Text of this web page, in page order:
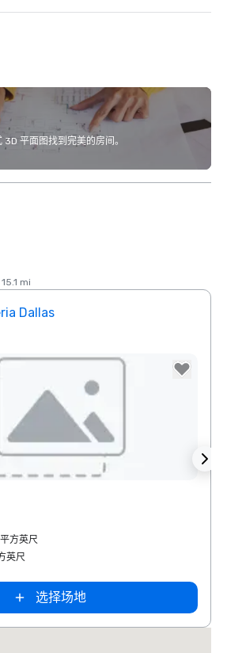
平面图找到完美的房间。
mi
Dallas
方英尺
英尺
选择场地